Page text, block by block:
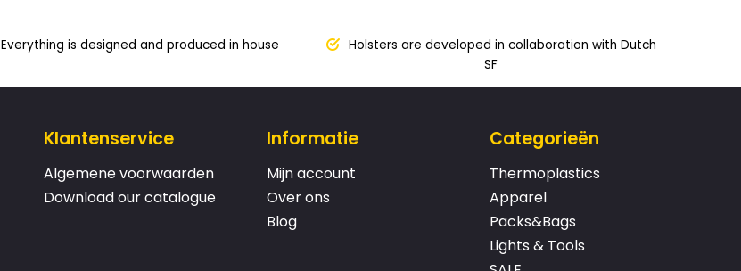
Everything is designed and produced in house
Holsters are developed in collaboration with Dutch
SF
Klantenservice
Algemene voorwaarden
Download our catalogue
Informatie
Mijn account
Over ons
Blog
Categorieën
Thermoplastics
Apparel
Packs&Bags
Lights & Tools